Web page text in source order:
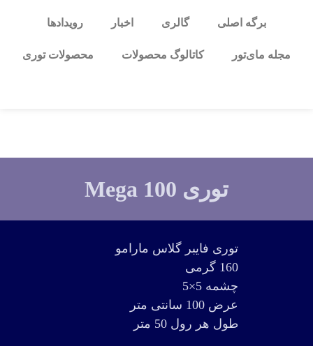
برگه اصلی گالری اخبار رویدادها
مجله مای‌تور کاتالوگ محصولات محصولات توری
توری Mega 100
توری فایبر گلاس مارامو
160 گرمی
چشمه 5×5
عرض 100 سانتی متر
طول هر رول 50 متر